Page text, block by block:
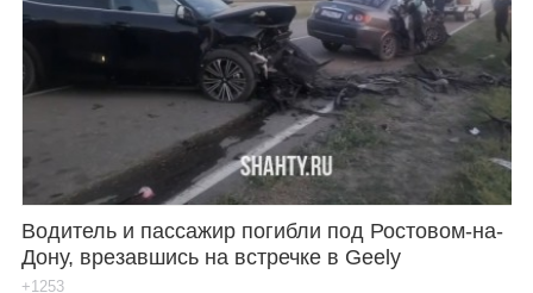
Водитель и пассажир погибли под Ростовом-на-
Дону, врезавшись на встречке в Geely
+1253